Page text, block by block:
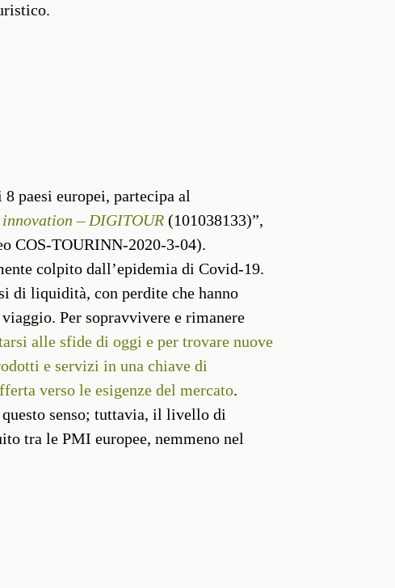
paesi europei, partecipa al
– DIGITOUR (101038133)”,
COS-TOURINN-2020-3-04).
colpito dall’epidemia di Covid-19.
di liquidità, con perdite che hanno
Per sopravvivere e rimanere
alle sfide di oggi e per trovare nuove
e servizi in una chiave di
verso le esigenze del mercato.
senso; tuttavia, il livello di
tra le PMI europee, nemmeno nel